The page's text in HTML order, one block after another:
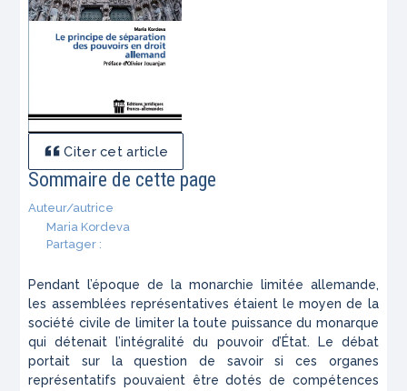
Citer cet article
Sommaire de cette page
Auteur/autrice
Maria Kordeva
Partager :
Pendant l’époque de la monarchie limitée allemande,
les assemblées représentatives étaient le moyen de la
société civile de limiter la toute puissance du monarque
qui détenait l’intégralité du pouvoir d’État. Le débat
portait sur la question de savoir si ces organes
représentatifs pouvaient être dotés de compétences